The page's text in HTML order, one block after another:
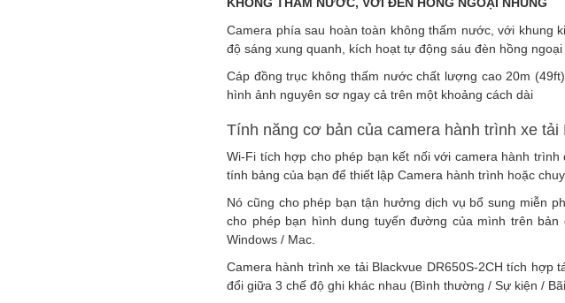
Camera phía sau hoàn toàn không thấm nước, với khung
độ sáng xung quanh, kích hoạt tự động sáu đèn hồng
Cáp đồng trục không thấm nước chất lượng cao 20m
hình ảnh nguyên sơ ngay cả trên một khoảng cách dài
Tính năng cơ bản của camera hành trình xe tải
Wi-Fi tích hợp cho phép bạn kết nối với camera hành
tính bảng của bạn để thiết lập Camera hành trình hoặc
Nó cũng cho phép bạn tận hưởng dịch vụ bổ sung miễn
cho phép bạn hình dung tuyến đường của mình trên
Windows / Mac.
Camera hành trình xe tải Blackvue DR650S-2CH tích hợp
đổi giữa 3 chế độ ghi khác nhau (Bình thường / Sự kiện /